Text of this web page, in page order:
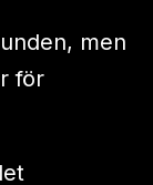
men
för